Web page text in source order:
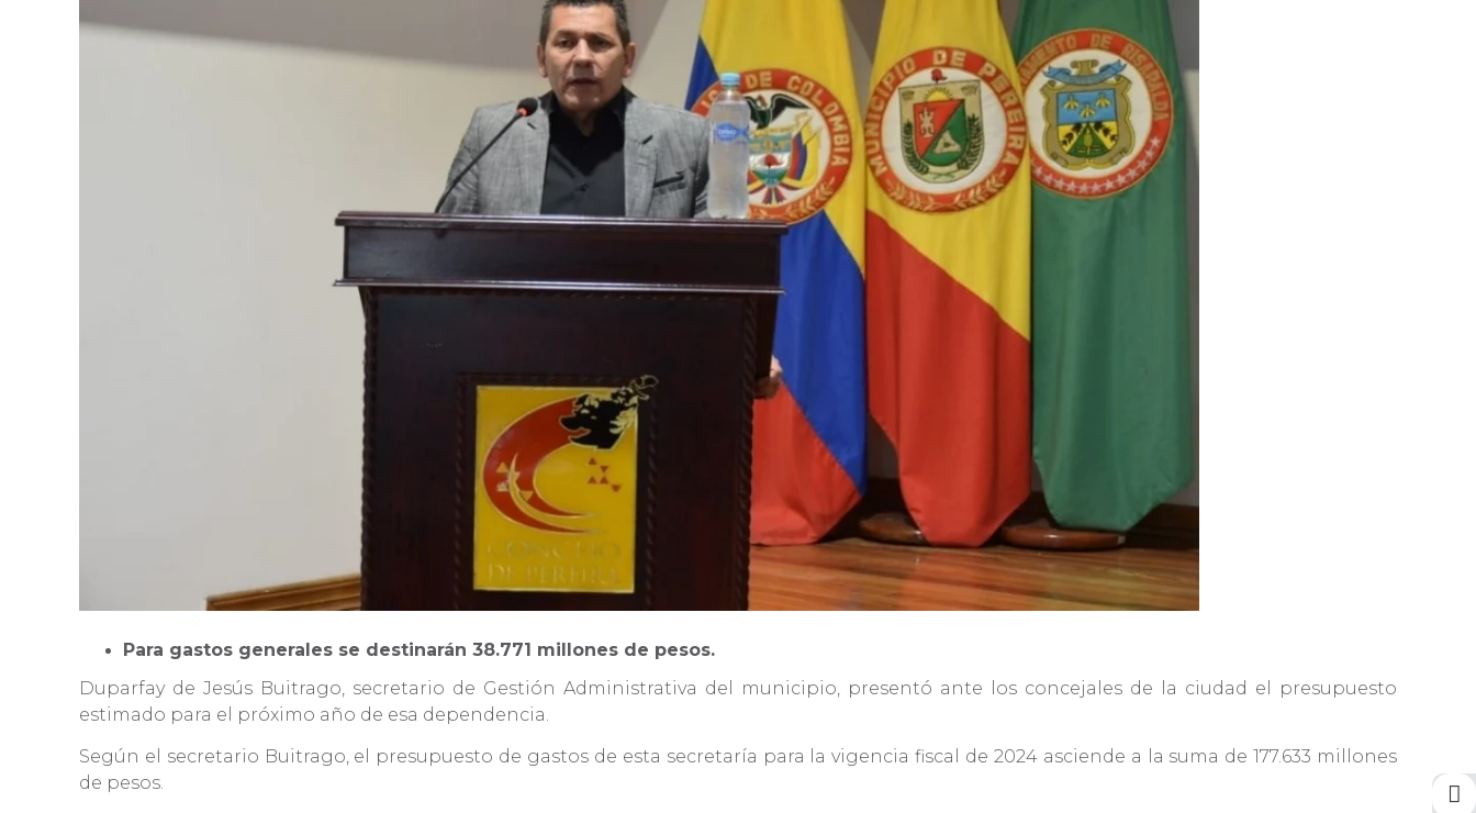
Para gastos generales se destinarán 38.771 millones de pesos.
Duparfay de Jesús Buitrago, secretario de Gestión Administrativa del municipio, presentó ante los concejales de la ciudad el presupuesto
estimado para el próximo año de esa dependencia.
Según el secretario Buitrago, el presupuesto de gastos de esta secretaría para la vigencia fiscal de 2024 asciende a la suma de 177.633 millones
de pesos.